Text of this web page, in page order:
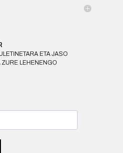
ETA JASO
ZURE LEHENENGO